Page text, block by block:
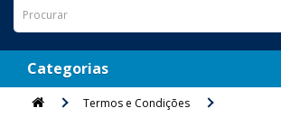
Categorias
Termos e Condições